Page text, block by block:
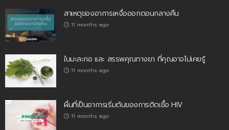
สาเหตุของอาการเหงื่อออกตอนกลางคืน
11 months ago
ใบมะละกอ และ สรรพคุณทางยา ที่คุณอาจไม่เคยรู้
11 months ago
ผื่นที่เป็นอาการเริ่มต้นของการติดเชื้อ HIV
11 months ago